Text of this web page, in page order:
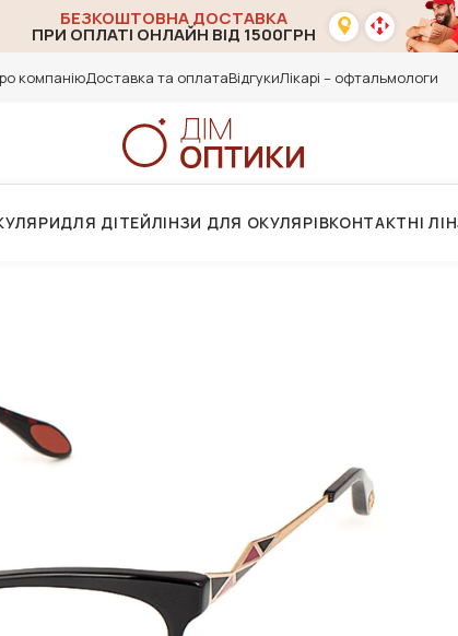
БЕЗКОШТОВНА ДОСТАВКА
ПРИ ОПЛАТІ ОНЛАЙН ВІД 1500ГРН
компаніюДоставка та оплатаВідгукиЛікарі – офтальмологи
ДЛЯ ДІТЕЙЛІНЗИ ДЛЯ ОКУЛЯРІВКОНТАКТНІ